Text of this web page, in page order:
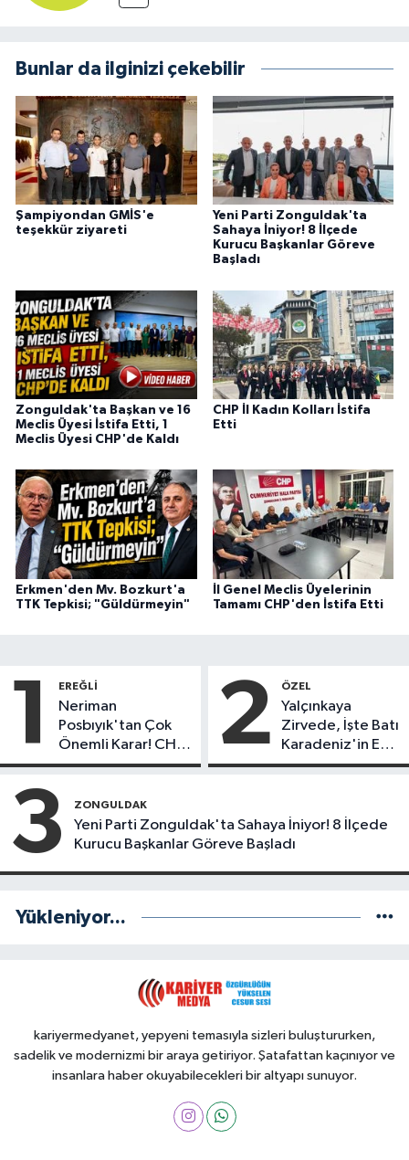
Bunlar da ilginizi çekebilir
Şampiyondan GMİS'e
teşekkür ziyareti
Yeni Parti Zonguldak'ta
Sahaya İniyor! 8 İlçede
Kurucu Başkanlar Göreve
Başladı
Zonguldak'ta Başkan ve 16
Meclis Üyesi İstifa Etti, 1
Meclis Üyesi CHP'de Kaldı
CHP İl Kadın Kolları İstifa
Etti
Erkmen'den Mv. Bozkurt'a
TTK Tepkisi; "Güldürmeyin"
İl Genel Meclis Üyelerinin
Tamamı CHP'den İstifa Etti
1 EREĞLI
Neriman
Posbıyık'tan Çok
Önemli Karar! CHP
mi Yeni Parti mi?
2 ÖZEL
Yalçınkaya
Zirvede, İşte Batı
Karadeniz'in En
Başarılı Belediye
3 ZONGULDAK
Yeni Parti Zonguldak'ta Sahaya İniyor! 8 İlçede
Kurucu Başkanlar Göreve Başladı
Yükleniyor...
kariyermedyanet, yepyeni temasıyla sizleri buluştururken,
sadelik ve modernizmi bir araya getiriyor. Şatafattan kaçınıyor ve
insanlara haber okuyabilecekleri bir altyapı sunuyor.